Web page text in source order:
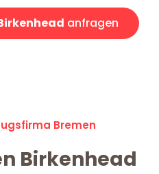
anfragen
Bremen
Birkenhead